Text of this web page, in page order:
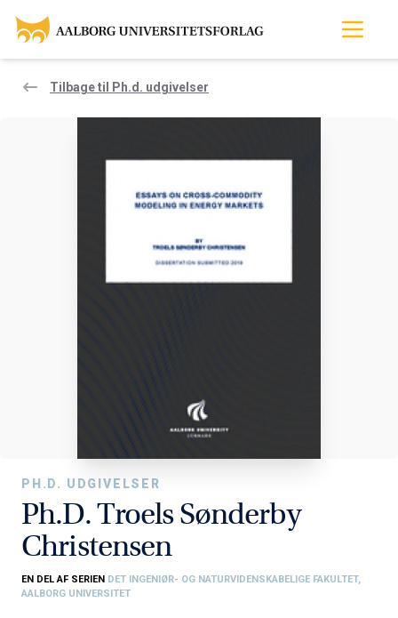
Tilbage til Ph.d. udgivelser
PH.D. UDGIVELSER
Ph.D. Troels Sønderby
Christensen
EN DEL AF SERIEN DET INGENIØR- OG NATURVIDENSKABELIGE FAKULTET,
AALBORG UNIVERSITET